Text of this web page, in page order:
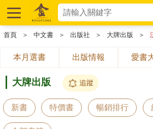
首頁 ＞ 中文書 ＞ 出版社 ＞ 大牌出版 ＞
本月選書 出版情報 愛書
大牌出版 追蹤
新書 特價書 暢銷排行